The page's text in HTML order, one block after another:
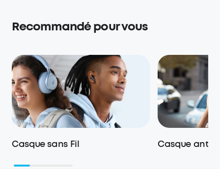
Recommandé pour vous
Casque sans Fil Casque anti